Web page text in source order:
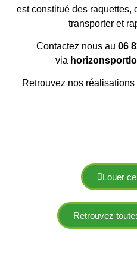
est constitué des raquettes,
transporter et
Contactez nous au 06
via
Retrouvez nos réalisations
Louer
Retrouvez